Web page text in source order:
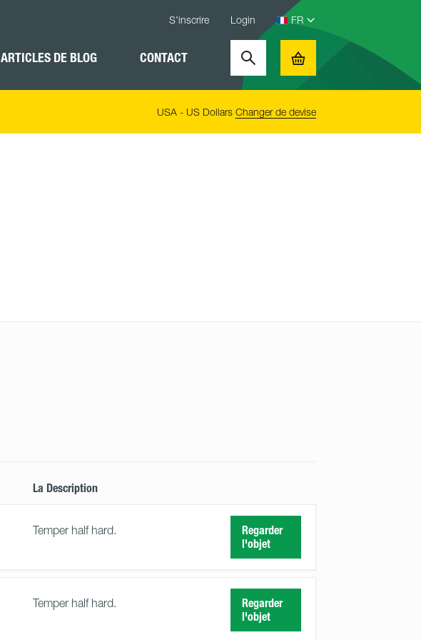
S’inscrire Login
ARTICLES DE BLOG CONTACT Search Basket
USA - US Dollars Changer de devise
La Description
Temper half hard.
Regarder
l'objet
Temper half hard.
Regarder
l'objet